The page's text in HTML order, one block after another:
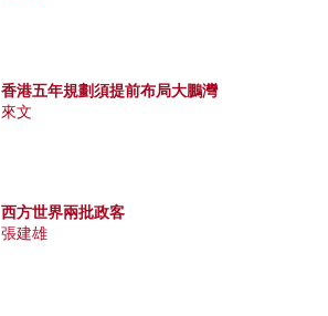
香港五年規劃須提前布局大鵬灣
來文
西方世界兩批政客
張建雄